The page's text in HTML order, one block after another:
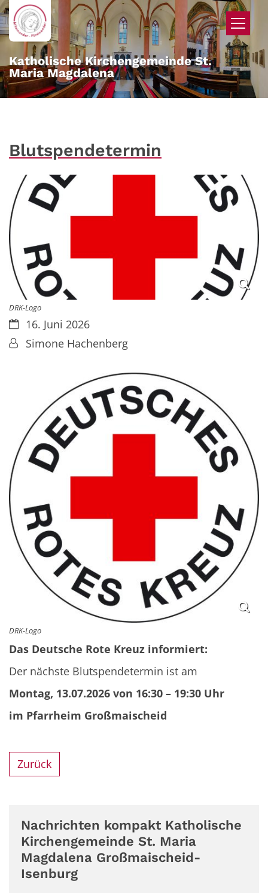
Zum Inhalt springen
Katholische Kirchengemeinde St.
Maria Magdalena
Blutspendetermin
DRK-Logo
Datum:16. Juni 2026
Von:Simone Hachenberg
DRK-Logo
Das Deutsche Rote Kreuz informiert:
Der nächste Blutspendetermin ist am
Montag, 13.07.2026 von 16:30 – 19:30 Uhr
im Pfarrheim Großmaischeid
Zurück
Nachrichten kompakt Katholische
Kirchengemeinde St. Maria
Magdalena Großmaischeid-
Isenburg